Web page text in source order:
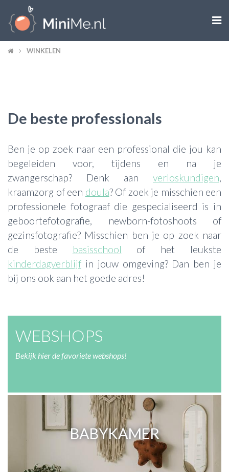

ZWANGER WORDEN
KIND
LIFESTYLE
DOEN MET KINDEREN
ACTIES & KORTING
WINKELEN
De beste professionals
Ben je op zoek naar een professional die jou kan
begeleiden voor, tijdens en na je
zwangerschap? Denk aan verloskundigen,
kraamzorg of een doula? Of zoek je misschien een
professionele fotograaf die gespecialiseerd is in
geboortefotografie, newborn-fotoshoots of
gezinsfotografie? Misschien ben je op zoek naar
de beste
basisschool of het leukste
kinderdagverblijf in jouw omgeving? Dan ben je
bij ons ook aan het goede adres!
WEBSHOPS
Bekijk hier de favoriete webshops!
BABYKAMER